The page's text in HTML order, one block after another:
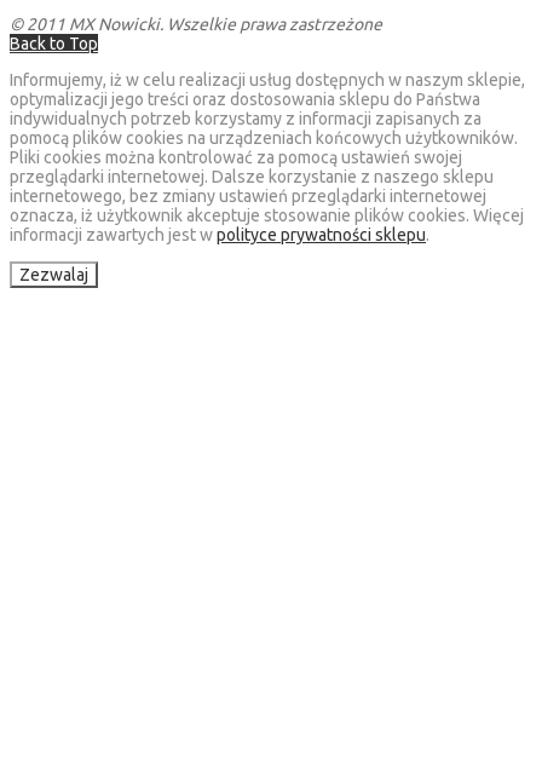
© 2011 MX Nowicki. Wszelkie prawa zastrzeżone
Back to Top
Informujemy, iż w celu realizacji usług dostępnych w naszym sklepie,
optymalizacji jego treści oraz dostosowania sklepu do Państwa
indywidualnych potrzeb korzystamy z informacji zapisanych za
pomocą plików cookies na urządzeniach końcowych użytkowników.
Pliki cookies można kontrolować za pomocą ustawień swojej
przeglądarki internetowej. Dalsze korzystanie z naszego sklepu
internetowego, bez zmiany ustawień przeglądarki internetowej
oznacza, iż użytkownik akceptuje stosowanie plików cookies. Więcej
informacji zawartych jest wpolityce prywatności sklepu.
Zezwalaj